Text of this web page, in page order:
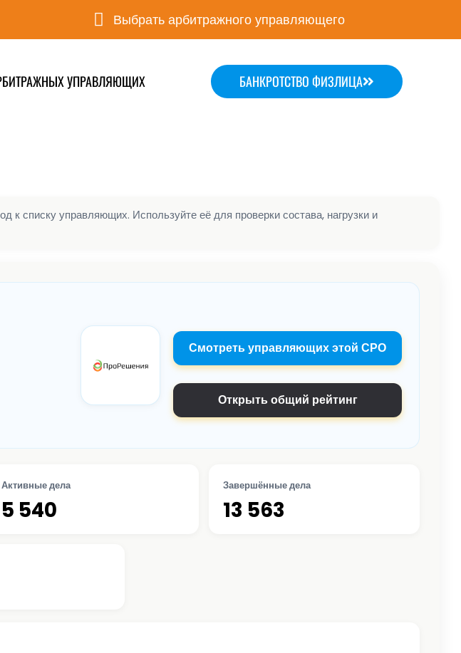
Выбрать арбитражного управляющего
УПРАВЛЯЮЩИХ БАНКРОТСТВО ФИЗЛИЦА
к списку управляющих. Используйте её для проверки состава, нагрузки и
Смотреть управляющих этой СРО
Открыть общий рейтинг
Активные дела
5 540
Завершённые дела
13 563